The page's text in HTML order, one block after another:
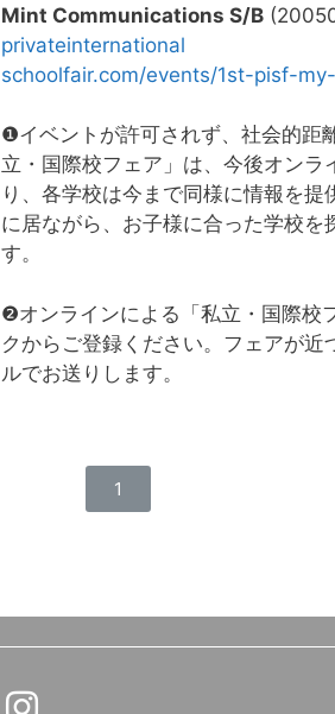
Mint Communications S/B
privateinternational
schoolfair.com/events/1st-pisf-
❶イベントが許可されず、社会的距
立・国際校フェア」は、今後オンラ
り、各学校は今まで同様に情報を
に居ながら、お子様に合った学校を
す。
❷オンラインによる「私立・国際校
クからご登録ください。フェアが
ルでお送りします。
1